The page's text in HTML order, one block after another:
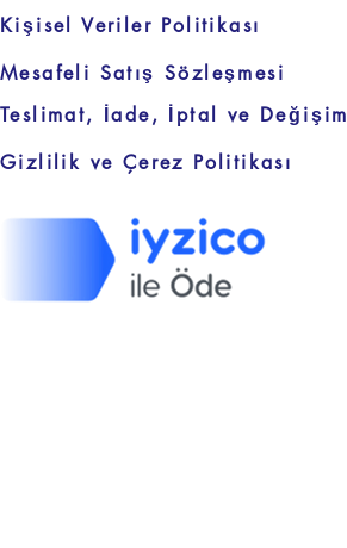
Kişisel Veriler Politikası
Mesafeli Satış Sözleşmesi
Teslimat, İade, İptal ve Değişim
Gizlilik ve Çerez Politikası